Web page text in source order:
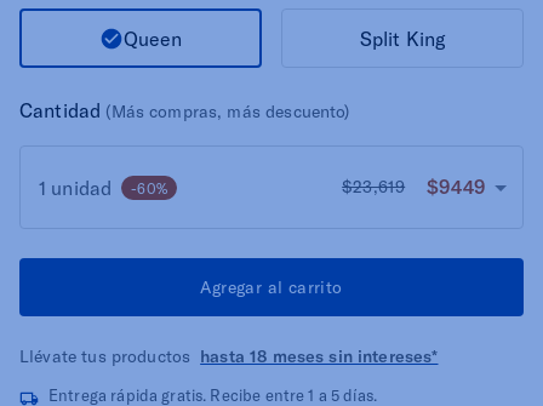
Queen Split King
Cantidad (Más compras, más descuento)
1 unidad -60% $23,619 $9449
Agregar al carrito
Llévate tus productos hasta 18 meses sin intereses*
Entrega rápida gratis. Recibe entre 1 a 5 días.